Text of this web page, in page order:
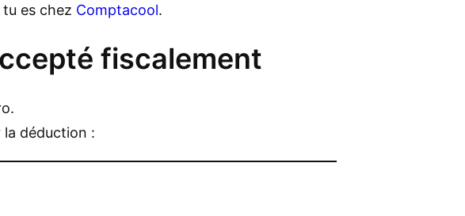
tu es chez Comptacool.
fiscalement
la déduction :